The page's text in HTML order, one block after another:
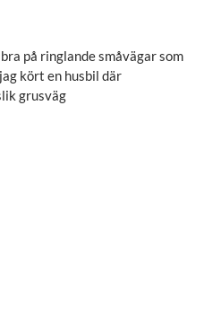
på ringlande småvägar som
kört en husbil där
grusväg